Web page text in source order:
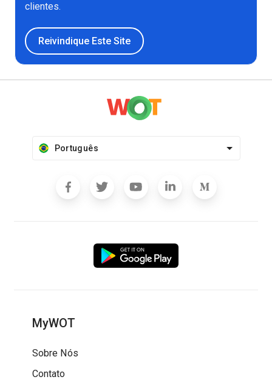
clientes.
Reivindique Este Site
Português
MyWOT
Sobre Nós
Contato